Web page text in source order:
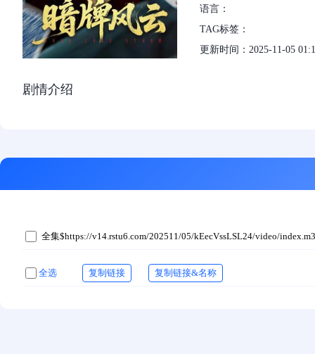
语言：
TAG标签：
更新时间：2025-11-05
剧情介绍
全集$https://v14.rstu6.com/202511/05/kEecVssLSL24/video/
全选 复制链接 复制链接&名称